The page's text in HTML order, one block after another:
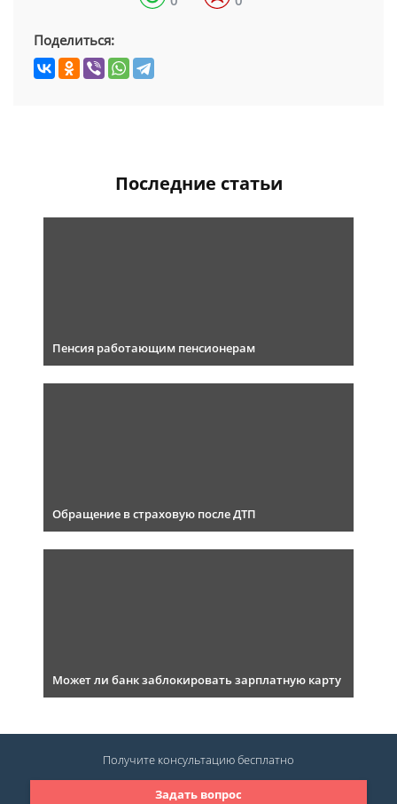
Поделиться:
Последние статьи
Пенсия работающим пенсионерам
Обращение в страховую после ДТП
Может ли банк заблокировать зарплатную карту
Задать вопрос
Получите консультациюбесплатно